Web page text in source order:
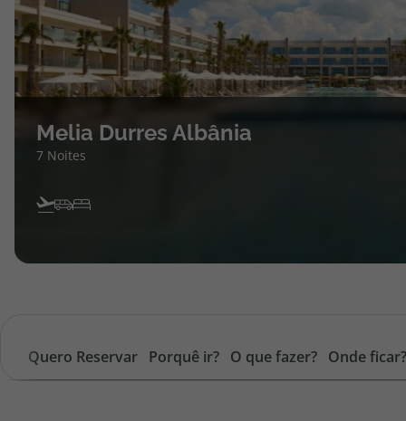
Melia Durres Albânia
7 Noites
Quero Reservar Porquê ir? O que fazer? Onde ficar?